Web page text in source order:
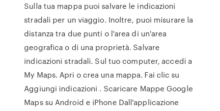
Sulla tua mappa puoi salvare le indicazioni
stradali per un viaggio. Inoltre, puoi misurare la
distanza tra due punti o l'area di un'area
geografica o di una proprietà. Salvare
indicazioni stradali. Sul tuo computer, accedi a
My Maps. Apri o crea una mappa. Fai clic su
Aggiungi indicazioni . Scaricare Mappe Google
Maps su Android e iPhone Dall'applicazione